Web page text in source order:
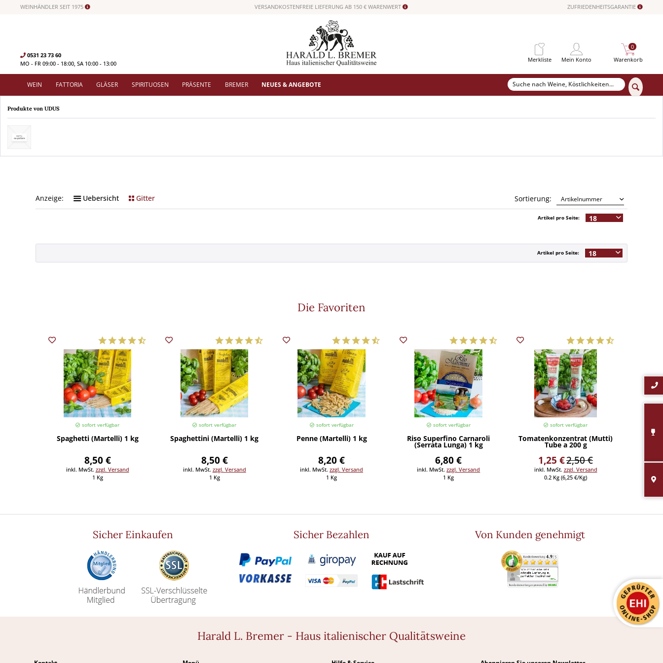
WEINHÄNDLER SEIT 1975 VERSANDKOSTENFREIE LIEFERUNG AB 150 € WARENWERT ZUFRIEDENHEITSGARANTIE
0531 23 73 60
MO - FR 09:00 - 18:00, SA 10:00 - 13:00
Merkliste Mein Konto Warenkorb
0
WEIN FATTORIA GLÄSER SPIRITUOSEN PRÄSENTE BREMER NEUES & ANGEBOTE
Produkte von UDUS
Anzeige: Uebersicht Gitter Sortierung:
Artikel pro Seite:
Artikel pro Seite:
Die Favoriten
sofort verfügbar
Spaghetti (Martelli) 1 kg
8,50 €
inkl. MwSt. zzgl. Versand
1 Kg
sofort verfügbar
Spaghettini (Martelli) 1 kg
8,50 €
inkl. MwSt. zzgl. Versand
1 Kg
sofort verfügbar
Penne (Martelli) 1 kg
8,20 €
inkl. MwSt. zzgl. Versand
1 Kg
sofort verfügbar
Riso Superfino Carnaroli
(Serrata Lunga) 1 kg
6,80 €
inkl. MwSt.zzgl. Versand
1 Kg
sofort verfügbar
Tomatenkonzentrat (Mutti)
Tube a 200 g
1,25 €2,50 €
inkl. MwSt. zzgl. Versand
0.2 Kg (6,25 €/Kg)
Sicher Einkaufen Sicher Bezahlen Von Kunden genehmigt
Harald L. Bremer - Haus italienischer Qualitätsweine